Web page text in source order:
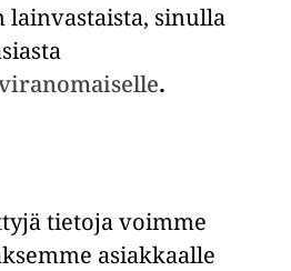
lainvastaista, sinulla
.
tietoja voimme
asiakkaalle